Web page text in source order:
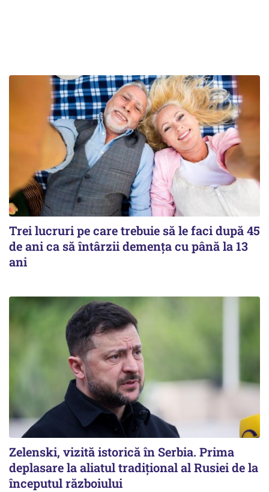
Trei lucruri pe care trebuie să le faci după 45
de ani ca să întârzii demența cu până la 13
ani
Zelenski, vizită istorică în Serbia. Prima
deplasare la aliatul tradițional al Rusiei de la
începutul războiului